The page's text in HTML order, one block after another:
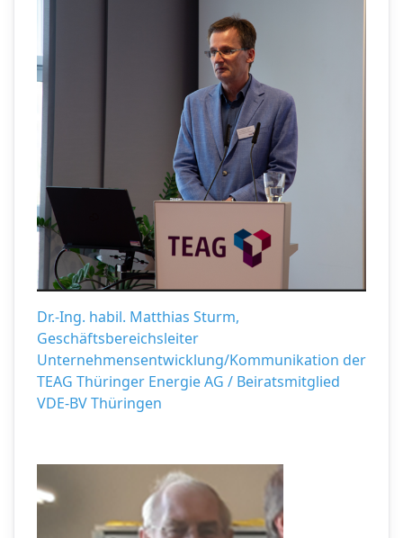
Dr.-Ing. habil. Matthias Sturm,
Geschäftsbereichsleiter
Unternehmensentwicklung/Kommunikation der
TEAG Thüringer Energie AG / Beiratsmitglied
VDE-BV Thüringen